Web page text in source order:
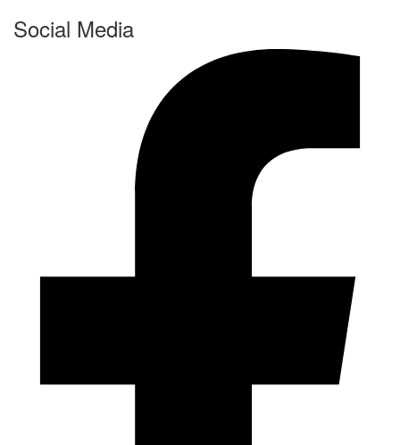
Social Media